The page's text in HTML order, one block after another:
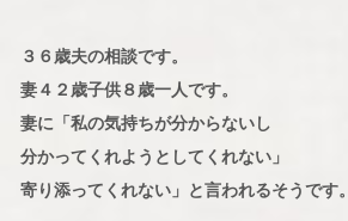
３６歳夫の相談です。
妻４２歳子供８歳一人です。
妻に「私の気持ちが分からないし
分かってくれようとしてくれない」
寄り添ってくれない」と言われるそうです。